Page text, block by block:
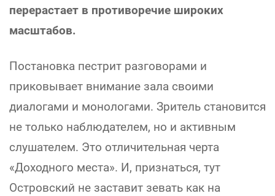
перерастает в противоречие широких
масштабов.
Постановка пестрит разговорами и
приковывает внимание зала своими
диалогами и монологами. Зритель становится
не только наблюдателем, но и активным
слушателем. Это отличительная черта
«Доходного места». И, признаться, тут
Островский не заставит зевать как на